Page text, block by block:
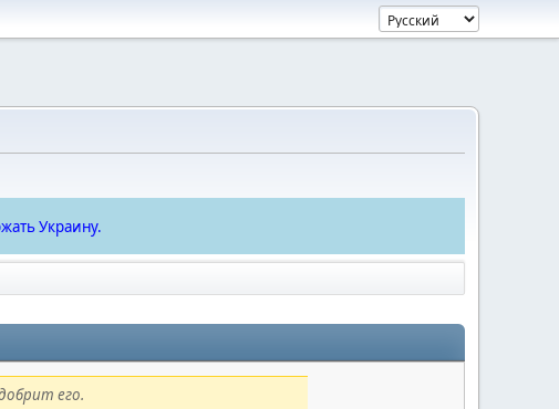
Украину.
его.